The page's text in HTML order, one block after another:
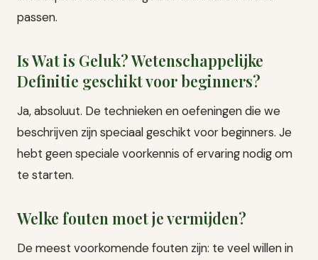
passen.
Is Wat is Geluk? Wetenschappelijke
Definitie geschikt voor beginners?
Ja, absoluut. De technieken en oefeningen die we
beschrijven zijn speciaal geschikt voor beginners. Je
hebt geen speciale voorkennis of ervaring nodig om
te starten.
Welke fouten moet je vermijden?
De meest voorkomende fouten zijn: te veel willen in